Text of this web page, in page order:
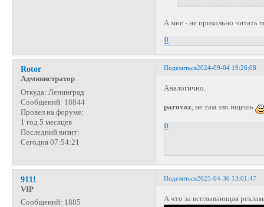
А мне - не прикольно читать
0
Поделиться2024-09-04 19:26:08
Rotor
Администратор
Откуда: Ленинград
Сообщений: 18844
Провел на форуме:
1 год 5 месяцев
Последний визит:
Сегодня 07:54:21
Аналогично.
parovoz, не там зло ищешь
0
Поделиться2025-04-30 13:01:47
911!
VIP
Сообщений: 1885
А что за всплывающая